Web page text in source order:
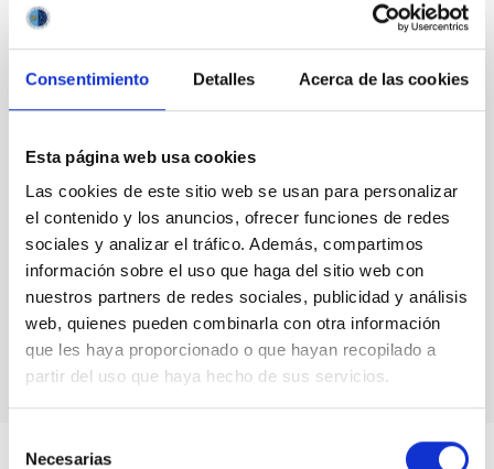
Consentimiento Detalles Acerca de las cookies
Esta página web usa cookies
Las cookies de este sitio web se usan para personalizar
el contenido y los anuncios, ofrecer funciones de redes
sociales y analizar el tráfico. Además, compartimos
información sobre el uso que haga del sitio web con
nuestros partners de redes sociales, publicidad y análisis
web, quienes pueden combinarla con otra información
que les haya proporcionado o que hayan recopilado a
partir del uso que haya hecho de sus servicios.
Necesarias